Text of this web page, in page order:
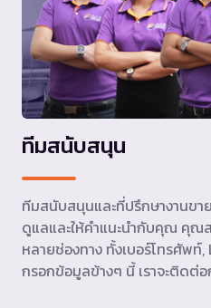
ทีมสนับสนุน
ทีมสนับสนุนและที่ปรึกษางานขา
ดูแลและให้คำแนะนำกับคุณ คุณ
หลายช่องทาง ทั้งเบอร์โทรศัพท์,
กรอกข้อมูลข้างๆ นี้ เราจะติดต่